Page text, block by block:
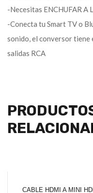
-Necesitas ENCHUFAR A
-Conecta tu Smart TV o
sonido, el conversor tiene
salidas RCA
CABLE HDMI A MINI